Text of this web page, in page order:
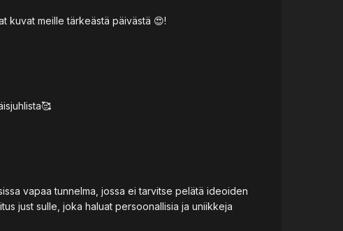
kuvat meille tärkeästä päivästä 😍!
vapaa tunnelma, jossa ei tarvitse pelätä ideoiden